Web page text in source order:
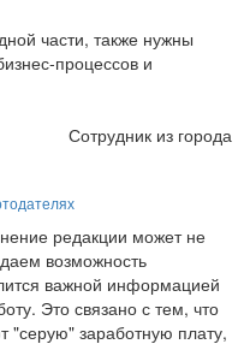
части, также нужны
процессов и
Сотрудник из города
редакции может не
возможность
важной информацией
Это связано с тем, что
"серую" заработную плату,